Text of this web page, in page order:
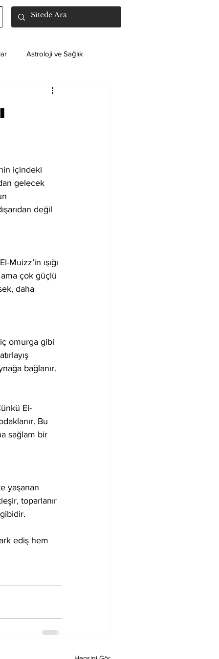
Astroloji ve Sağlık
içindeki
gelecek
değil
ışığı
ama çok güçlü
daha
omurga gibi
bağlanır.
El-
Bu
sağlam bir
yaşanan
toparlanır
ediş hem